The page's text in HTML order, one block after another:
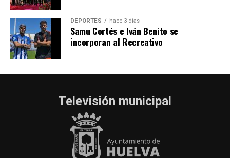
DEPORTES hace 3 días
Samu Cortés e Iván Benito se
incorporan al Recreativo
Televisión municipal